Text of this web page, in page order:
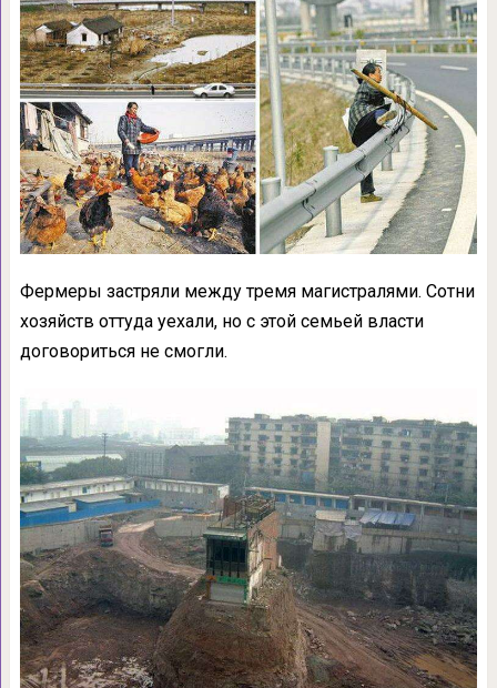
Фермеры застряли между тремя магистралями. Сотни
хозяйств оттуда уехали, но с этой семьей власти
договориться не смогли.